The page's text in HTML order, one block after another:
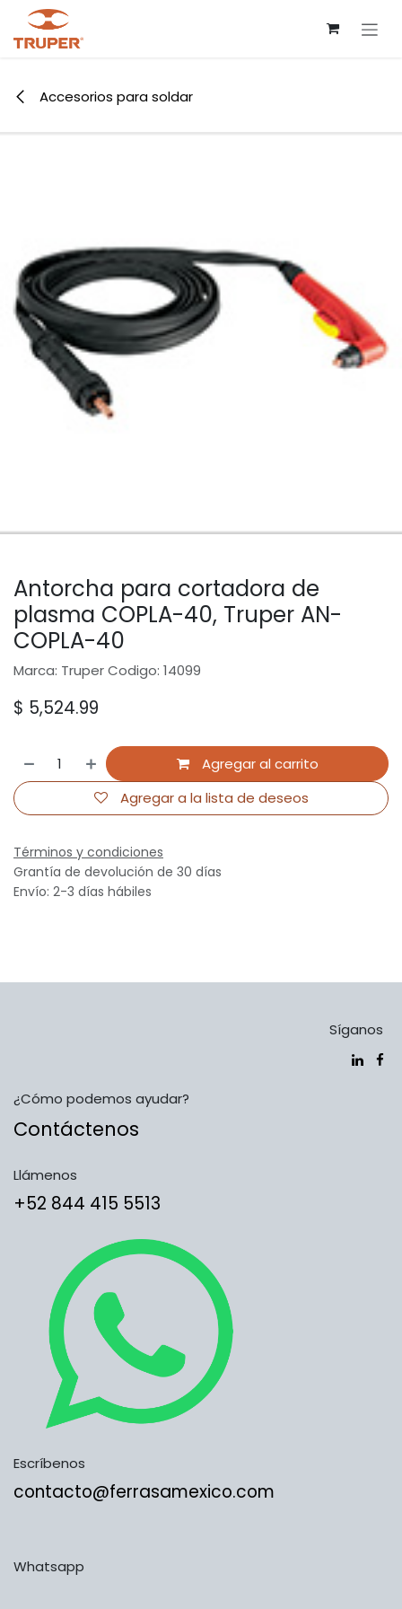
Ir al contenido
Accesorios para soldar
Antorcha para cortadora de
plasma COPLA-40, Truper AN-
COPLA-40
Marca: Truper Codigo: 14099
$ 5,524.99
Agregar al carrito
Agregar a la lista de deseos
Términos y condiciones
Grantía de devolución de 30 días
Envío: 2-3 días hábiles
Síganos
¿Cómo podemos ayudar?
Contáctenos
Llámenos
​​​​​​​​​​​​+5​2​ ​8​4​4​ ​4​1​5​ 5​5​1​3​​​​​​​​​​​​​​
Escríbenos
contacto@ferrasamexico.com
Whatsapp